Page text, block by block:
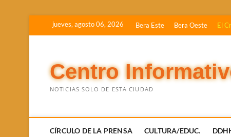
jueves, agosto 06, 2026 Bera Este Bera Oeste El
Centro
NOTICIAS SOLO DE ESTA CIUDAD
CÍRCULO DE LA PRENSA CULTURA/EDUC.